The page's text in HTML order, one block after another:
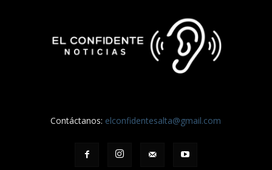
Contáctanos: elconfidentesalta@gmail.com